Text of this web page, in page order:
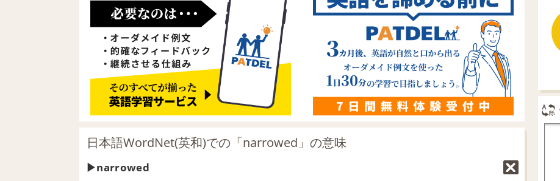
日本語WordNet(英和)での「narrowed」の意味
narrowed